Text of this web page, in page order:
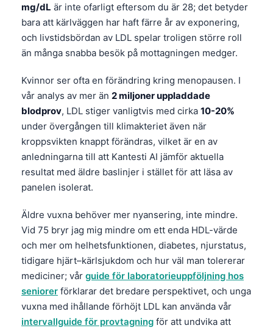
mg/dL är inte ofarligt eftersom du är 28; det betyder
bara att kärlväggen har haft färre år av exponering,
och livstidsbördan av LDL spelar troligen större roll
än många snabba besök på mottagningen medger.
Kvinnor ser ofta en förändring kring menopausen. I
vår analys av mer än 2 miljoner uppladdade
blodprov, LDL stiger vanligtvis med cirka 10-20%
under övergången till klimakteriet även när
kroppsvikten knappt förändras, vilket är en av
anledningarna till att Kantesti AI jämför aktuella
resultat med äldre baslinjer i stället för att läsa av
panelen isolerat.
Äldre vuxna behöver mer nyansering, inte mindre.
Vid 75 bryr jag mig mindre om ett enda HDL-värde
och mer om helhetsfunktionen, diabetes, njurstatus,
tidigare hjärt–kärlsjukdom och hur väl man tolererar
mediciner; vår guide för laboratorieuppföljning hos
seniorer förklarar det bredare perspektivet, och unga
vuxna med ihållande förhöjt LDL kan använda vår
intervallguide för provtagning för att undvika att
Gàidhlig
Occitan
العربية المغربية
Afrikaans
Монгол
ພາສາລາວ
Cebuano
ئۇيغۇرچە
Кыргызча
Татар теле
Беларуская мова
Esperanto
Frysk
Ślōnskŏ gŏdka